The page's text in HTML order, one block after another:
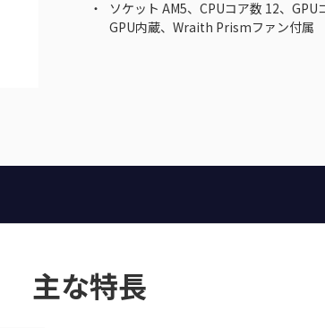
ソケット AM5、CPUコア数 12、
GPU内蔵、Wraith Prismファン付属
主な特長